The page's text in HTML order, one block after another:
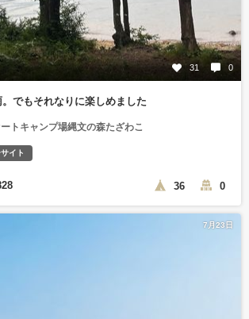
31 0
でもそれなりに楽しめました
トキャンプ場縄文の森たざわこ
イト
36 0
7月23日